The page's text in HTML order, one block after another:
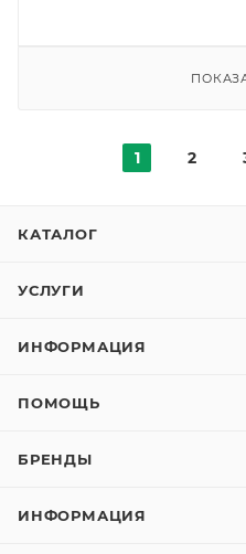
1 2
КАТАЛОГ
УСЛУГИ
ИНФОРМАЦИЯ
ПОМОЩЬ
БРЕНДЫ
ИНФОРМАЦИЯ